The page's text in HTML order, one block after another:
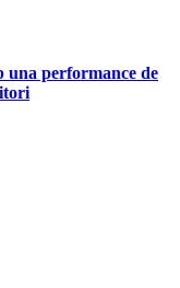
una performance de